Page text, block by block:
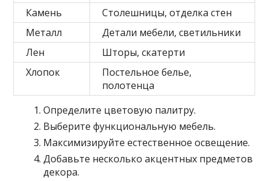
Камень
Столешницы, отделка стен
Металл
Детали мебели, светильники
Лен
Шторы, скатерти
Хлопок
Постельное белье,
полотенца
Определите цветовую палитру.
Выберите функциональную мебель.
Максимизируйте естественное освещение.
Добавьте несколько акцентных предметов
декора.